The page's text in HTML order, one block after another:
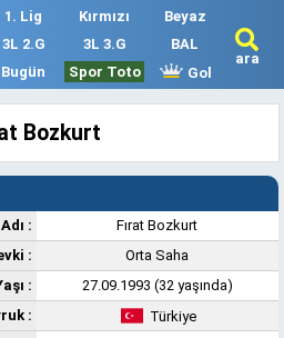
1. Lig Kırmızı
Beyaz
3L 2.G 3L 3.G
BAL
Bugün Spor Toto Gol
ara
Bozkurt
Adı :
Fırat Bozkurt
:
Orta Saha
:
27.09.1993 (32 yaşında)
:
Türkiye